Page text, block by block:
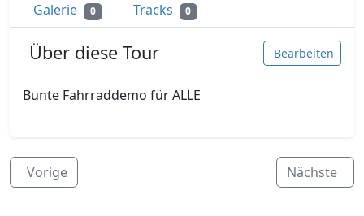
Galerie 0 Tracks 0
Über diese Tour Bearbeiten
Bunte Fahrraddemo für ALLE
Vorige Nächste